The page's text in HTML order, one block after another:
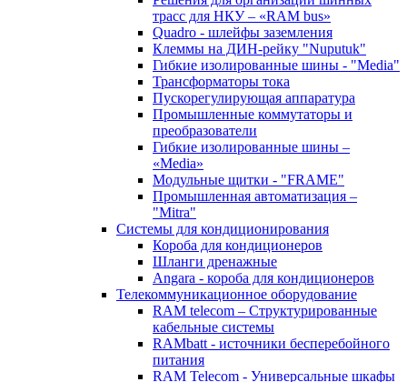
трасс для НКУ – «RAM bus»
Quadro - шлейфы заземления
Клеммы на ДИН-рейку "Nuputuk"
Гибкие изолированные шины - "Media"
Трансформаторы тока
Пускорегулирующая аппаратура
Промышленные коммутаторы и
преобразователи
Гибкие изолированные шины –
«Media»
Модульные щитки - "FRAME"
Промышленная автоматизация –
"Mitra"
Системы для кондиционирования
Короба для кондиционеров
Шланги дренажные
Angara - короба для кондиционеров
Телекоммуникационное оборудование
RAM telecom – Структурированные
кабельные системы
RAMbatt - источники бесперебойного
питания
RAM Telecom - Универсальные шкафы